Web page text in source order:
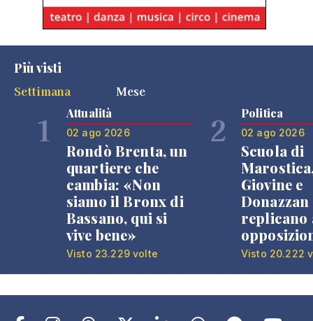
Più visti
Settimana
Mese
1 Attualità
02 ago 2026
Rondò Brenta, un
quartiere che
cambia: «Non
siamo il Bronx di
Bassano, qui si
vive bene»
Visto 23.229 volte
2 Politica
02 ago 2026
Scuola di
Giovine e
Donazzan
replicano
Visto 20.222